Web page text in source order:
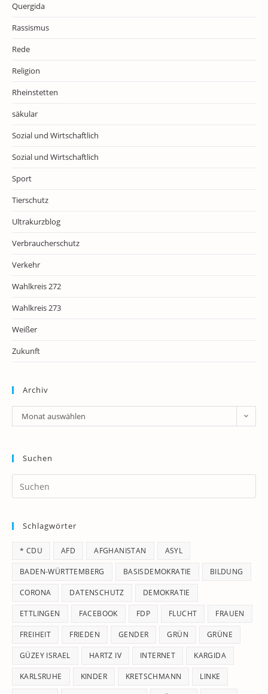
Quergida
Rassismus
Rede
Religion
Rheinstetten
säkular
Sozial und Wirtschaftlich
Sozial und Wirtschaftlich
Sport
Tierschutz
Ultrakurzblog
Verbraucherschutz
Verkehr
Wahlkreis 272
Wahlkreis 273
Weißer
Zukunft
Archiv
Archiv
Monat auswählen
Suchen
Schlagwörter
* CDU AFD AFGHANISTAN ASYL
BADEN-WÜRTTEMBERG BASISDEMOKRATIE BILDUNG
CORONA DATENSCHUTZ DEMOKRATIE
ETTLINGEN FACEBOOK FDP FLUCHT FRAUEN
FREIHEIT FRIEDEN GENDER GRÜN GRÜNE
GÜZEY ISRAEL HARTZ IV INTERNET KARGIDA
KARLSRUHE KINDER KRETSCHMANN LINKE